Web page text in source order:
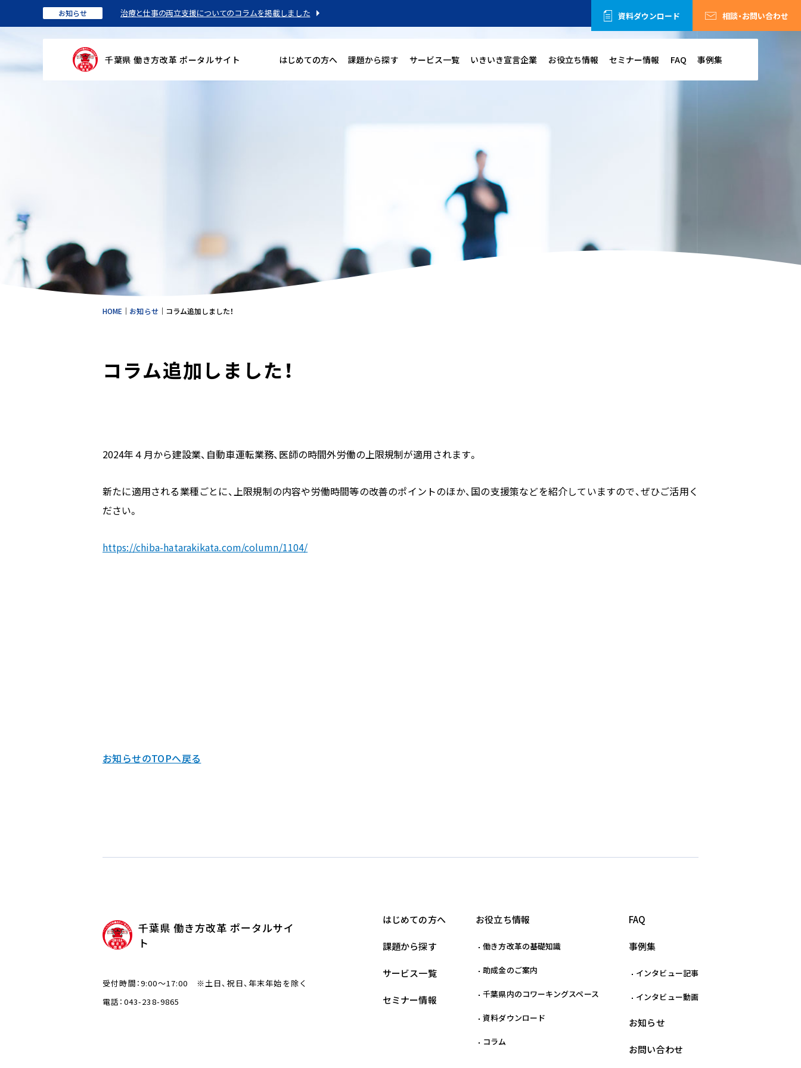
お知らせ 治療と仕事の両立支援についてのコラムを掲載しました 資料ダウンロード 相談・お問い合わせ
千葉県 働き方改革 ポータルサイト はじめての方へ 課題から探す サービス一覧 いきいき宣言企業 お役立ち情報 セミナー情報 FAQ 事例集
HOME ｜ お知らせ｜ コラム追加しました！
コラム追加しました！
2024年４月から建設業、自動車運転業務、医師の時間外労働の上限規制が適用されます。
新たに適用される業種ごとに、上限規制の内容や労働時間等の改善のポイントのほか、国の支援策などを紹介していますので、ぜひご活用く
ださい。
https://chiba-hatarakikata.com/column/1104/
お知らせのTOPへ戻る
千葉県 働き方改革 ポータルサイ
ト
受付時間：9:00～17:00 ※土日、祝日、年末年始を除く
電話：043-238-9865
はじめての方へ
課題から探す
サービス一覧
セミナー情報
お役立ち情報
働き方改革の基礎知識
助成金のご案内
千葉県内のコワーキングスペース
資料ダウンロード
コラム
FAQ
事例集
インタビュー記事
インタビュー動画
お知らせ
お問い合わせ